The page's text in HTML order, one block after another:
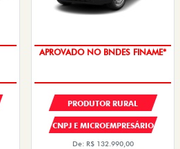
APROVADO NO BNDES FINAME*
PRODUTOR RURAL
CNPJ E MICROEMPRESÁRIO
De: R$ 132.990,00